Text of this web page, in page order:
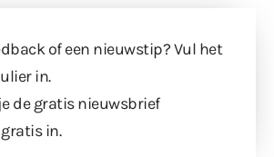
of een nieuwstip? Vul het
in.
de gratis nieuwsbrief
in.